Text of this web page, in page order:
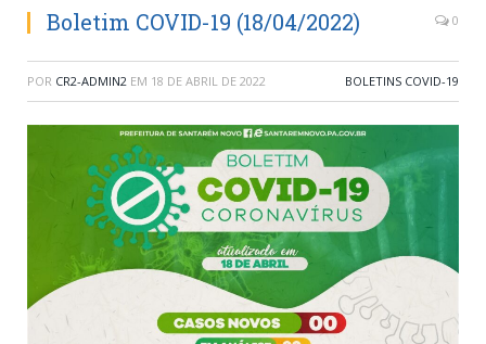
Boletim COVID-19 (18/04/2022) 0
POR CR2-ADMIN2 EM 18 DE ABRIL DE 2022 BOLETINS COVID-19